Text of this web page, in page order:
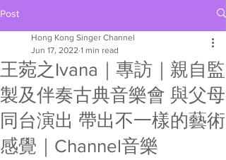
Post
王菀之Ivana｜專訪｜親自監
製及伴奏古典音樂會 與父母
同台演出 帶出不一樣的藝術
感覺｜Channel音樂
Hong Kong Singer Channel
Jun 17, 2022 1 min read